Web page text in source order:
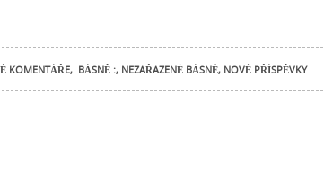
KOMENTÁŘE, BÁSNĚ :, NEZAŘAZENÉ BÁSNĚ, NOVÉ PŘÍSPĚVKY